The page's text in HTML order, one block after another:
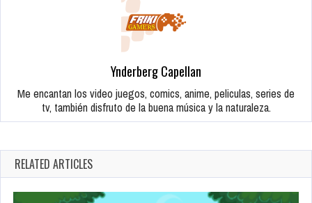
Ynderberg Capellan
Me encantan los video juegos, comics, anime, peliculas, series de
tv, también disfruto de la buena música y la naturaleza.
RELATED ARTICLES